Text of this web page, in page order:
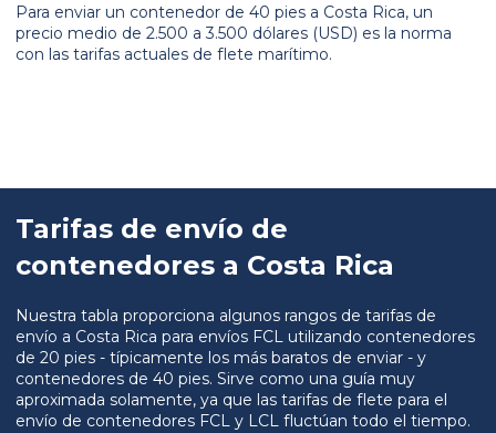
Para enviar un contenedor de 40 pies a Costa Rica, un
precio medio de 2.500 a 3.500 dólares (USD) es la norma
con las tarifas actuales de flete marítimo.
Tarifas de envío de
contenedores a Costa Rica
Nuestra tabla proporciona algunos rangos de tarifas de
envío a Costa Rica para envíos FCL utilizando contenedores
de 20 pies - típicamente los más baratos de enviar - y
contenedores de 40 pies. Sirve como una guía muy
aproximada solamente, ya que las tarifas de flete para el
envío de contenedores FCL y LCL fluctúan todo el tiempo.